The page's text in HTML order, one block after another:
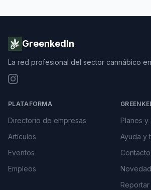
GreenkedIn
La red profesional del sector cannábico
PLATAFORMA
Directorio de empresas
Artículos
Eventos
Empleos
Planes
Ayuda y
Contacto